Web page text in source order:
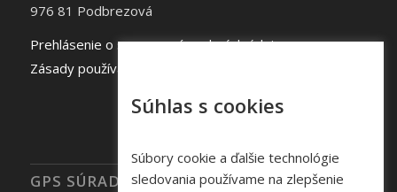
976 81 Podbrezová
Prehlásenie o spracovaní osobných údajov
Zásady používania súborov cookie
GPS SÚRADNICE
Súhlas s cookies
Súbory cookie a ďalšie technológie
sledovania používame na zlepšenie